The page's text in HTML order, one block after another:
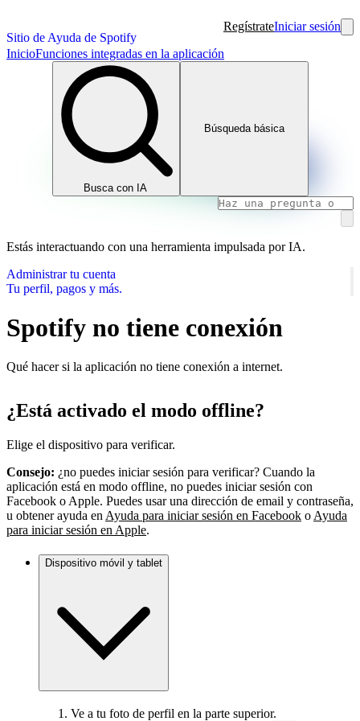
Sitio de Ayuda de Spotify
RegístrateIniciar sesión
InicioFunciones integradas en la aplicación
Busca con IA
Búsqueda básica
Estás interactuando con una herramienta impulsada por IA.
Administrar tu cuenta
Tu perfil, pagos y más.
Spotify no tiene conexión
Qué hacer si la aplicación no tiene conexión a internet.
¿Está activado el modo offline?
Elige el dispositivo para verificar.
Consejo: ¿no puedes iniciar sesión para verificar? Cuando la
aplicación está en modo offline, no puedes iniciar sesión con
Facebook o Apple. Puedes usar una dirección de email y contraseña,
u obtener ayuda en Ayuda para iniciar sesión en Facebook o Ayuda
para iniciar sesión en Apple.
Dispositivo móvil y tablet
Ve a tu foto de perfil en la parte superior.